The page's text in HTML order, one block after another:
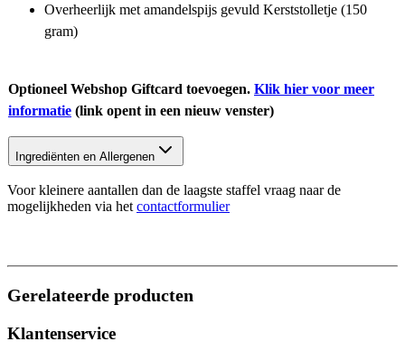
Overheerlijk met amandelspijs gevuld Kerststolletje (150
gram)
Optioneel Webshop Giftcard toevoegen. Klik hier voor meer
informatie (link opent in een nieuw venster)
Ingrediënten en Allergenen
Voor kleinere aantallen dan de laagste staffel vraag naar de
mogelijkheden via hetcontactformulier
Gerelateerde producten
Klantenservice